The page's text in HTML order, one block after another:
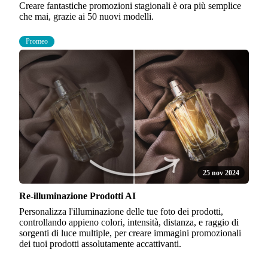
Creare fantastiche promozioni stagionali è ora più semplice
che mai, grazie ai 50 nuovi modelli.
Promeo
25 nov 2024
Re-illuminazione Prodotti AI
Personalizza l'illuminazione delle tue foto dei prodotti,
controllando appieno colori, intensità, distanza, e raggio di
sorgenti di luce multiple, per creare immagini promozionali
dei tuoi prodotti assolutamente accattivanti.